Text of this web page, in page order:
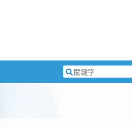
搜
尋